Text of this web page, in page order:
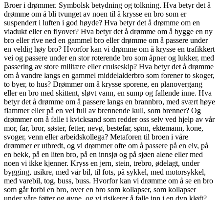
Broer i drømmer. Symbolsk betydning og tolkning. Hva betyr det å
drømme om å bli tvunget av noen til å krysse en bro som er
suspendert i luften i god høyde? Hva betyr det å drømme om en
viadukt eller en flyover? Hva betyr det å drømme om å bygge en ny
bro eller rive ned en gammel bro eller drømme om å passere under
en veldig høy bro? Hvorfor kan vi drømme om å krysse en trafikkert
vei og passere under en stor roterende bro som åpner og lukker, med
passering av store militære eller cruiseskip? Hva betyr det å drømme
om å vandre langs en gammel middelalderbro som forener to skoger,
to byer, to hus? Drømmer om å krysse sporene, en planovergang
eller en bro med skittent, sløvt vann, en sump og fallende inne. Hva
betyr det å drømme om å passere langs en brannbro, med svært høye
flammer eller på en vei full av brennende kull, som brenner? Og
drømmer om å falle i kvicksand som redder oss selv ved hjelp av vår
mor, far, bror, søster, fetter, nevø, bestefar, sønn, ektemann, kone,
svoger, venn eller arbeidskollega? Metaforen til broen i våre
drømmer er utbredt, og vi drømmer ofte om å passere på en elv, på
en bekk, på en liten bro, på en innsjø og på sjøen alene eller med
noen vi ikke kjenner. Kryss en jern, stein, trebro, ødelagt, under
bygging, usikre, med vår bil, til fots, på sykkel, med motorsykkel,
med varebil, tog, buss, buss. Hvorfor kan vi drømme om å se en bro
som går forbi en bro, over en bro som kollapser, som kollapser
under våre føtter og øyne, og vi risikerer å falle inn i en dyp kløft?